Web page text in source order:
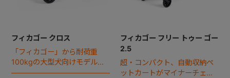
フィカゴー クロス
「フィカゴー」から耐荷重
100kgの大型犬向けモデルが
登場。
フィカゴー フリー トゥー ゴー
2.5
超・コンパクト、自動収納ペ
ットカートがマイナーチェン